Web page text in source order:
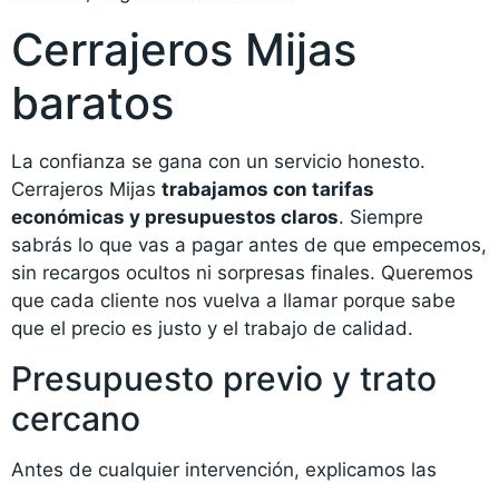
Cerrajeros Mijas
baratos
La confianza se gana con un servicio honesto.
Cerrajeros Mijas trabajamos con tarifas
económicas y presupuestos claros. Siempre
sabrás lo que vas a pagar antes de que empecemos,
sin recargos ocultos ni sorpresas finales. Queremos
que cada cliente nos vuelva a llamar porque sabe
que el precio es justo y el trabajo de calidad.
Presupuesto previo y trato
cercano
Antes de cualquier intervención, explicamos las